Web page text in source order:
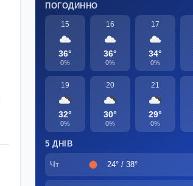
ПОГОДИННО
15
36°
0%
16
36°
0%
17
34°
0%
19
32°
0%
20
30°
0%
21
29°
0%
5 ДНІВ
Чт 24° / 38°